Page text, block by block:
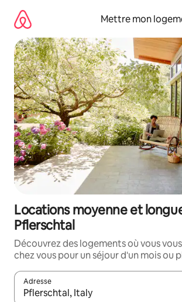
directement
contenu
Mettre mon
Locations moyenne et
Pflerschtal
Découvrez des logements où vous
chez vous pour un séjour d'un mois ou
Adresse
Lorsque les résultats s'affichent, utilisez